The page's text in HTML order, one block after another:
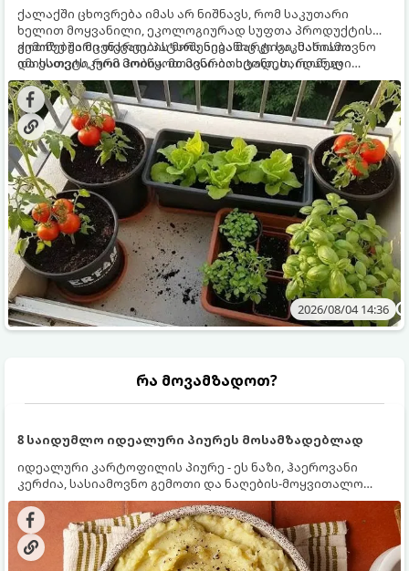
ქალაქში ცხოვრება იმას არ ნიშნავს, რომ საკუთარი
ხელით მოყვანილი, ეკოლოგიურად სუფთა პროდუქტის
გემოზე უარი თქვათ. პატარა აივანიც კი საკმარისია
იმისათვის, რომ მოიწყოთ მინი-ბოსტანი, საიდანაც
ყოველდღიურად ახალ, არომატულ მწვანილსა და
ბოსტნეულს მოკრეფთ.
ქოთნებში მცენარეების მოშენება მარტივი, სასიამოვნო
და ესთეტიკური ჰობია. მთავარია იცოდეთ, რომელი
კულტურები ეგუებიან ქოთნის პირობებს ყველაზე კარგად
და როგორ მოუაროთ მათ სწორად.
2026/08/04 14:36
რა მოვამზადოთ?
8 საიდუმლო იდეალური პიურეს მოსამზადებლად
იდეალური კარტოფილის პიურე - ეს ნაზი, ჰაეროვანი
კერძია, სასიამოვნო გემოთი და ნაღების-მოყვითალო
ფერით. მისი მომზადება ძალიან მარტივია, მაგრამ
არსებობს რამდენიმე საიდუმლო, რომლებიც უნდა
იცოდეთ, რომ პიურე იდეალურად გემრიელი გამოვიდეს.